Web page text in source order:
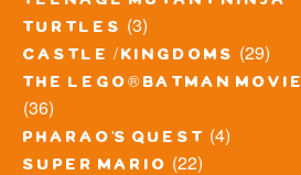
turtles (3)
castle / kingdoms (29)
the lego® batman movie
(36)
pharao's quest (4)
super mario (22)